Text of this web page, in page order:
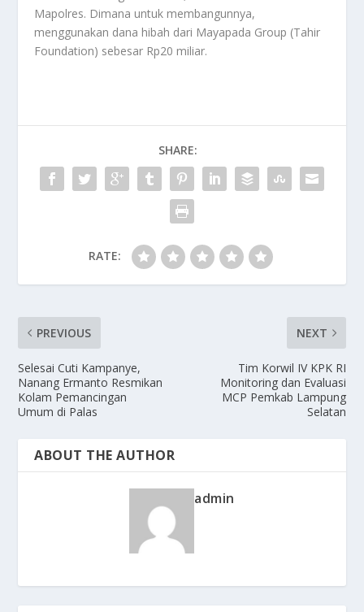
Mapolres. Dimana untuk membangunnya,
menggunakan dana hibah dari Mayapada Group (Tahir
Foundation) sebesar Rp20 miliar.
SHARE:
RATE:
PREVIOUS
Selesai Cuti Kampanye,
Nanang Ermanto Resmikan
Kolam Pemancingan
Umum di Palas
NEXT
Tim Korwil IV KPK RI
Monitoring dan Evaluasi
MCP Pemkab Lampung
Selatan
ABOUT THE AUTHOR
admin